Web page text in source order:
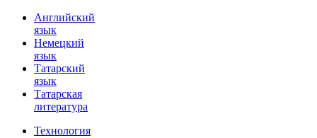
Английский
язык
Немецкий
язык
Татарский
язык
Татарская
литература
Технология